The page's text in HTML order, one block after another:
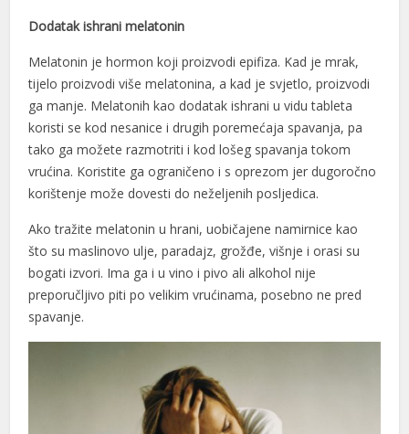
Dodatak ishrani melatonin
Melatonin je hormon koji proizvodi epifiza. Kad je mrak,
tijelo proizvodi više melatonina, a kad je svjetlo, proizvodi
ga manje. Melatonih kao dodatak ishrani u vidu tableta
koristi se kod nesanice i drugih poremećaja spavanja, pa
tako ga možete razmotriti i kod lošeg spavanja tokom
vrućina. Koristite ga ograničeno i s oprezom jer dugoročno
korištenje može dovesti do neželjenih posljedica.
Ako tražite melatonin u hrani, uobičajene namirnice kao
što su maslinovo ulje, paradajz, grožđe, višnje i orasi su
bogati izvori. Ima ga i u vino i pivo ali alkohol nije
preporučljivo piti po velikim vrućinama, posebno ne pred
spavanje.